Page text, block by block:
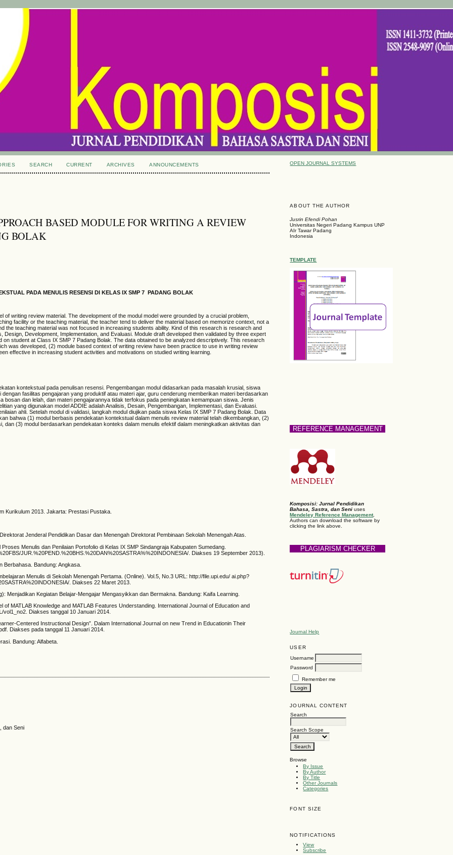
OPEN JOURNAL SYSTEMS
ABOUT THE AUTHOR
Jusrin Efendi Pohan
Universitas Negeri Padang Kampus UNP
AIr Tawar Padang
Indonesia
TEMPLATE
REFERENCE MANAGEMENT
Komposisi: Jurnal Pendidikan
Bahasa, Sastra, dan Seni uses
Mendeley Reference Management.
Authors can download the software by
clicking the link above.
PLAGIARISM CHECKER
Journal Help
USER
Username
Password
Remember me
JOURNAL CONTENT
Search
Search Scope
Browse
By Issue
By Author
By Title
Other Journals
Categories
FONT SIZE
NOTIFICATIONS
View
Subscribe
SEARCH CURRENT ARCHIVES ANNOUNCEMENTS
BASED MODULE FOR WRITING A REVIEW
BOLAK
PADA MENULIS RESENSI DI KELAS IX SMP 7 PADANG BOLAK
writing review material. The development of the modul model were grounded by a crucial problem,
facility or the teaching material, the teacher tend to deliver the material based on memorize context, not a
the teaching material was not focused in increasing students ability. Kind of this research is research and
Development, Implementation, and Evaluasi. Module draft developed then validated by three expert
student at Class IX SMP 7 Padang Bolak. The data obtained to be analyzed descriptively. This research
was developed, (2) module based context of writing review have been practice to use in writing review
effective in increasing student activities and motivations on studied writing learning.
kontekstual pada penulisan resensi. Pengembangan modul didasarkan pada masalah krusial, siswa
fasilitas pengajaran yang produktif atau materi ajar, guru cenderung memberikan materi berdasarkan
dan lelah, dan materi pengajarannya tidak terfokus pada peningkatan kemampuan siswa. Jenis
yang digunakan model ADDIE adalah Analisis, Desain, Pengembangan, Implementasi, dan Evaluasi.
ahli. Setelah modul di validasi, langkah modul diujikan pada siswa Kelas IX SMP 7 Padang Bolak. Data
bahwa (1) modul berbasis pendekatan kontekstual dalam menulis review material telah dikembangkan, (2)
dan (3) modul berdasarkan pendekatan konteks dalam menulis efektif dalam meningkatkan aktivitas dan
Kurikulum 2013. Jakarta: Prestasi Pustaka.
Jenderal Pendidikan Dasar dan Menengah Direktorat Pembinaan Sekolah Menengah Atas.
Menulis dan Penilaian Portofolio di Kelas IX SMP Sindangraja Kabupaten Sumedang.
JUR.%20PEND.%20BHS.%20DAN%20SASTRA%%20INDONESIA/. Diakses 19 September 2013).
Berbahasa. Bandung: Angkasa.
Menulis di Sekolah Menengah Pertama. (Online). Vol.5, No.3 URL: http://file.upi.edu/ ai.php?
. Diakses 22 Maret 2013.
Menjadikan Kegiatan Belajar-Mengajar Mengasyikkan dan Bermakna. Bandung: Kaifa Learning.
of MATLAB Knowledge and MATLAB Features Understanding. International Journal of Education and
vol1_no2. Diakses tanggal 10 Januari 2014.
Centered Instructional Design”. Dalam International Journal on new Trend in Educationin Their
Diakses pada tanggal 11 Januari 2014.
Bandung: Alfabeta.
dan Seni